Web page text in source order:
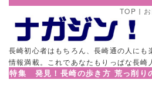
TOP ｜
長崎初心者はもちろん、長崎通の人にも
情報満載。これであなたもりっぱな長崎
特集 発見！長崎の歩き方 荒っ削り